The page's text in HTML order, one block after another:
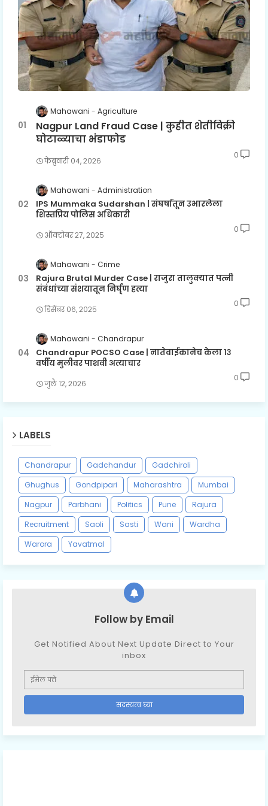
Mahawani Agriculture
Nagpur Land Fraud Case | कुहीत शेतीविक्री
घोटाळ्याचा भंडाफोड
फेब्रुवारी ०४, २०२६
0
Mahawani Administration
IPS Mummaka Sudarshan | संघर्षातून उभारलेला
शिस्तप्रिय पोलिस अधिकारी
ऑक्टोबर २७, २०२५
0
Mahawani Crime
Rajura Brutal Murder Case | राजुरा तालुक्यात पत्नी
संबंधांच्या संशयातून निर्घृण हत्या
डिसेंबर ०६, २०२५
0
Mahawani Chandrapur
Chandrapur POCSO Case | नातेवाईकानेच केला १३
वर्षीय मुलीवर पाशवी अत्याचार
जुलै १२, २०२६
0
LABELS
Chandrapur Gadchandur
Gadchiroli
Ghughus
Gondpipari Maharashtra
Mumbai
Nagpur
Parbhani Politics Pune
Rajura
Recruitment
Saoli Sasti Wani
Wardha
Warora
Yavatmal
Follow by Email
Get Notified About Next Update Direct to Your
inbox